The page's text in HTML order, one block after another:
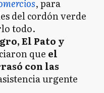
, para
del cordón verde
todo.
El Pato y
que el
con las
urgente